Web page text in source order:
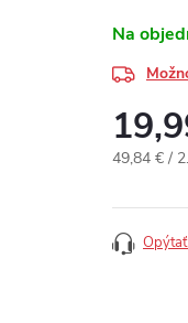
Na
49,84 € /
Opýtať